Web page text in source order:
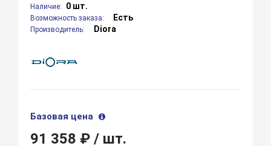
Наличие: 0 шт.
Возможность заказа: Есть
Производитель: Diora
Базовая цена
91 358 ₽/ шт.